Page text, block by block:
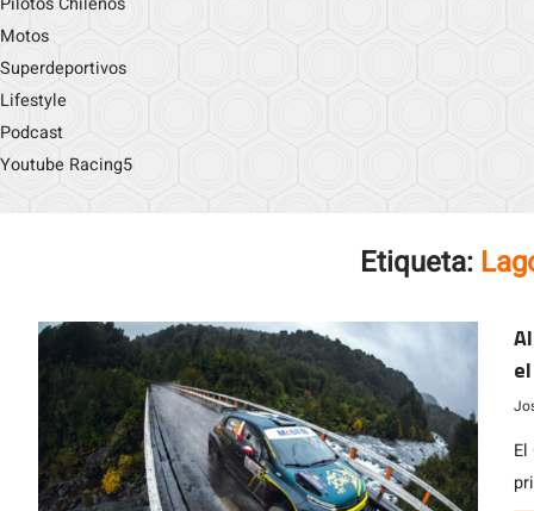
Motos
Superdeportivos
Lifestyle
Podcast
Youtube Racing5
Etiqueta: